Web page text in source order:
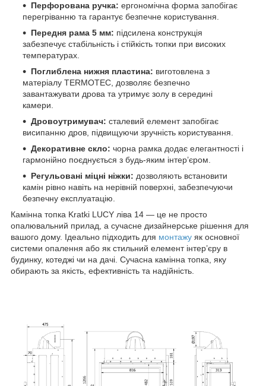
Перфорована ручка: ергономічна форма запобігає
перегріванню та гарантує безпечне користування.
Передня рама 5 мм: підсилена конструкція
забезпечує стабільність і стійкість топки при високих
температурах.
Поглиблена нижня пластина: виготовлена з
матеріалу TERMOTEC, дозволяє безпечно
завантажувати дрова та утримує золу в середині
камери.
Дровоутримувач: сталевий елемент запобігає
висипанню дров, підвищуючи зручність користування.
Декоративне скло: чорна рамка додає елегантності і
гармонійно поєднується з будь-яким інтер’єром.
Регульовані міцні ніжки: дозволяють встановити
камін рівно навіть на нерівній поверхні, забезпечуючи
безпечну експлуатацію.
Камінна топка Kratki LUCY ліва 14 — це не просто
опалювальний прилад, а сучасне дизайнерське рішення для
вашого дому. Ідеально підходить для монтажу як основної
системи опалення або як стильний елемент інтер’єру в
будинку, котеджі чи на дачі. Сучасна камінна топка, яку
обирають за якість, ефективність та надійність.